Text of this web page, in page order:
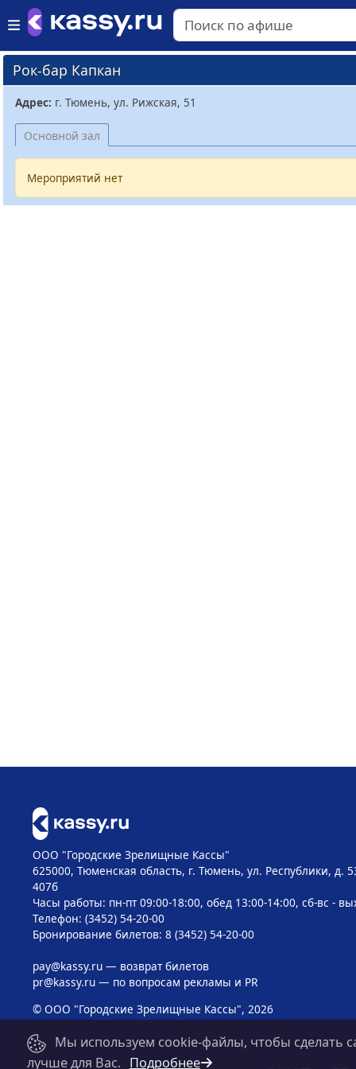
Рок-бар Капкан
Адрес: г. Тюмень, ул. Рижская, 51
Основной зал
Мероприятий нет
ООО "Городские Зрелищные Кассы"
625000, Тюменская область, г. Тюмень, ул. Республики, д.
407б
Часы работы: пн-пт 09:00-18:00, обед 13:00-14:00, сб-вс -
Телефон: (3452) 54-20-00
Бронирование билетов: 8 (3452) 54-20-00
pay@kassy.ru— возврат билетов
pr@kassy.ru— по вопросам рекламы и PR
© ООО "Городские Зрелищные Кассы", 2026
Мы используем cookie-файлы, чтобы сделать
лучше для Вас. Подробнее